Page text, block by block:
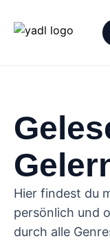
Hier findest du
persönlich und
durch alle